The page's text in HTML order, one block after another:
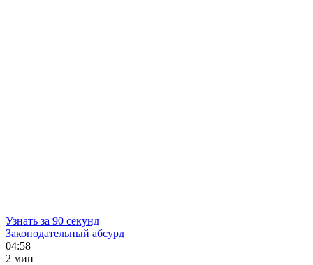
Узнать за 90 секунд
Законодательный абсурд
04:58
2 мин